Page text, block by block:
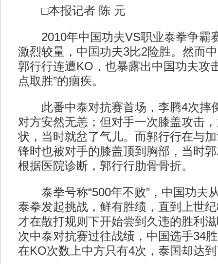
□本报记者 陈 元
2010年中国功夫VS职业泰拳争霸
激烈较量，中国功夫3比2险胜。然而
郭行行连遭KO，也暴露出中国功夫攻
点取胜”的痼疾。
此番中泰对抗赛首场，李腾4次摔
对方安然无恙；但对手一次膝盖攻击
状，当时就岔了气儿。而郭行行在与
锋时也被对手的膝盖顶到胸部，当时
根据医院诊断，郭行行肋骨骨折。
泰拳号称“500年不败”，中国功夫
泰拳发起挑战，鲜有胜绩，直到上世
才在散打规则下开始尝到久违的胜利
次中泰对抗赛过往战绩，中国选手34
在KO次数上中方只有4次，泰国却达